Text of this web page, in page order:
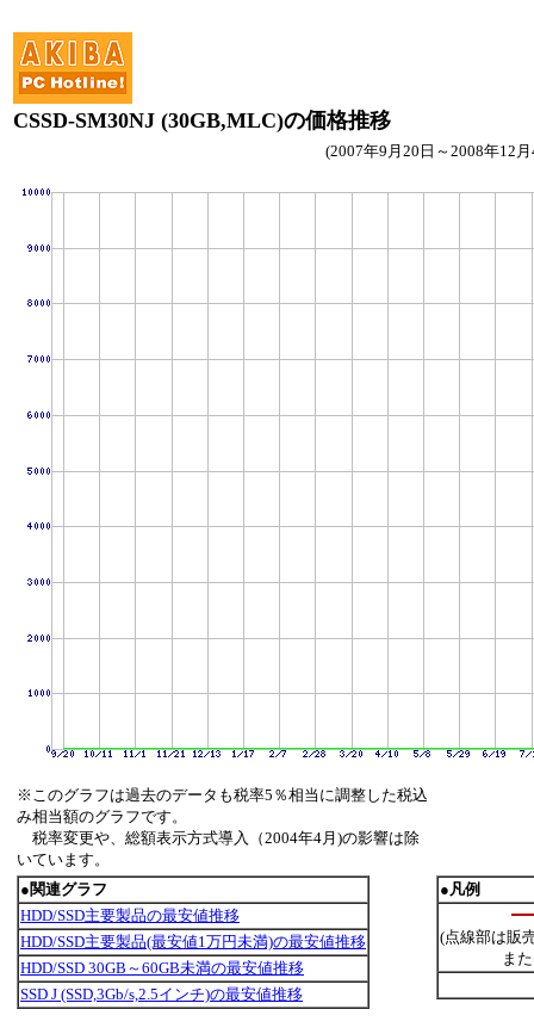
CSSD-SM30NJ (30GB,MLC)の価格推移
(2007年9月20日～2008年12
※このグラフは過去のデータも税率5％相当に調整した税込
み相当額のグラフです。
税率変更や、総額表示方式導入（2004年4月)の影響は除
いています。
●関連グラフ
HDD/SSD主要製品の最安値推移
HDD/SSD主要製品(最安値1万円未満)の最安値推移
HDD/SSD 30GB～60GB未満の最安値推移
SSD J (SSD,3Gb/s,2.5インチ)の最安値推移
●凡例
(点線部は販
ま